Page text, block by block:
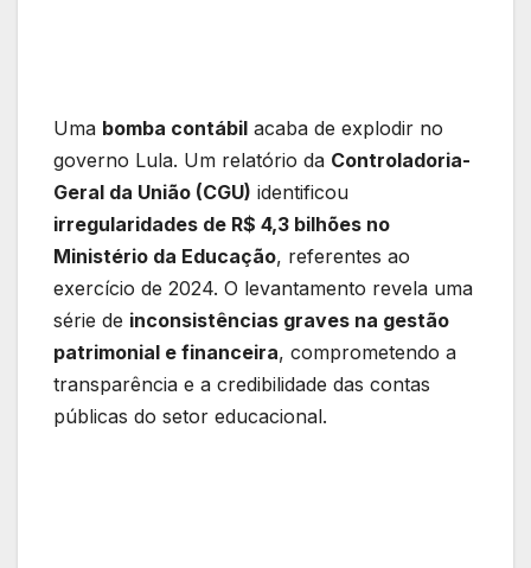
Uma bomba contábil acaba de explodir no
governo Lula. Um relatório da Controladoria-
Geral da União (CGU) identificou
irregularidades de R$ 4,3 bilhões no
Ministério da Educação, referentes ao
exercício de 2024. O levantamento revela uma
série de inconsistências graves na gestão
patrimonial e financeira, comprometendo a
transparência e a credibilidade das contas
públicas do setor educacional.